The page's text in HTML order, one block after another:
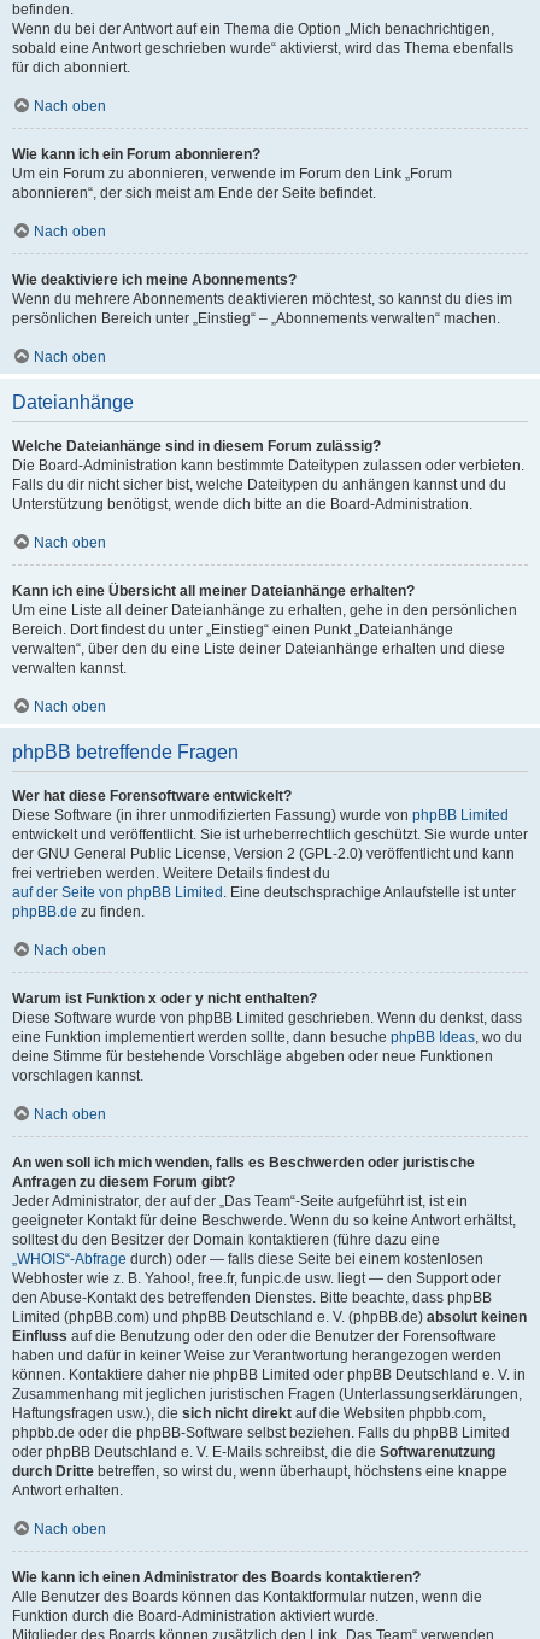
befinden.
Wenn du bei der Antwort auf ein Thema die Option „Mich benachrichtigen,
sobald eine Antwort geschrieben wurde“ aktivierst, wird das Thema ebenfalls
für dich abonniert.
Nach oben
Wie kann ich ein Forum abonnieren?
Um ein Forum zu abonnieren, verwende im Forum den Link „Forum
abonnieren“, der sich meist am Ende der Seite befindet.
Nach oben
Wie deaktiviere ich meine Abonnements?
Wenn du mehrere Abonnements deaktivieren möchtest, so kannst du dies im
persönlichen Bereich unter „Einstieg“ – „Abonnements verwalten“ machen.
Nach oben
Dateianhänge
Welche Dateianhänge sind in diesem Forum zulässig?
Die Board-Administration kann bestimmte Dateitypen zulassen oder verbieten.
Falls du dir nicht sicher bist, welche Dateitypen du anhängen kannst und du
Unterstützung benötigst, wende dich bitte an die Board-Administration.
Nach oben
Kann ich eine Übersicht all meiner Dateianhänge erhalten?
Um eine Liste all deiner Dateianhänge zu erhalten, gehe in den persönlichen
Bereich. Dort findest du unter „Einstieg“ einen Punkt „Dateianhänge
verwalten“, über den du eine Liste deiner Dateianhänge erhalten und diese
verwalten kannst.
Nach oben
phpBB betreffende Fragen
Wer hat diese Forensoftware entwickelt?
Diese Software (in ihrer unmodifizierten Fassung) wurde von phpBB Limited
entwickelt und veröffentlicht. Sie ist urheberrechtlich geschützt. Sie wurde unter
der GNU General Public License, Version 2 (GPL-2.0) veröffentlicht und kann
frei vertrieben werden. Weitere Details findest du
auf der Seite von phpBB Limited . Eine deutschsprachige Anlaufstelle ist unter
phpBB.de zu finden.
Nach oben
Warum ist Funktion x oder y nicht enthalten?
Diese Software wurde von phpBB Limited geschrieben. Wenn du denkst, dass
eine Funktion implementiert werden sollte, dann besuche phpBB Ideas, wo du
deine Stimme für bestehende Vorschläge abgeben oder neue Funktionen
vorschlagen kannst.
Nach oben
An wen soll ich mich wenden, falls es Beschwerden oder juristische
Anfragen zu diesem Forum gibt?
Jeder Administrator, der auf der „Das Team“-Seite aufgeführt ist, ist ein
geeigneter Kontakt für deine Beschwerde. Wenn du so keine Antwort erhältst,
solltest du den Besitzer der Domain kontaktieren (führe dazu eine
„WHOIS“-Abfrage durch) oder — falls diese Seite bei einem kostenlosen
Webhoster wie z. B. Yahoo!, free.fr, funpic.de usw. liegt — den Support oder
den Abuse-Kontakt des betreffenden Dienstes. Bitte beachte, dass phpBB
Limited (phpBB.com) und phpBB Deutschland e. V. (phpBB.de) absolut keinen
Einfluss auf die Benutzung oder den oder die Benutzer der Forensoftware
haben und dafür in keiner Weise zur Verantwortung herangezogen werden
können. Kontaktiere daher nie phpBB Limited oder phpBB Deutschland e. V. in
Zusammenhang mit jeglichen juristischen Fragen (Unterlassungserklärungen,
Haftungsfragen usw.), die sich nicht direkt auf die Websiten phpbb.com,
phpbb.de oder die phpBB-Software selbst beziehen. Falls du phpBB Limited
oder phpBB Deutschland e. V. E-Mails schreibst, die die Softwarenutzung
durch Dritte betreffen, so wirst du, wenn überhaupt, höchstens eine knappe
Antwort erhalten.
Nach oben
Wie kann ich einen Administrator des Boards kontaktieren?
Alle Benutzer des Boards können das Kontaktformular nutzen, wenn die
Funktion durch die Board-Administration aktiviert wurde.
Mitglieder des Boards können zusätzlich den Link „Das Team“ verwenden.